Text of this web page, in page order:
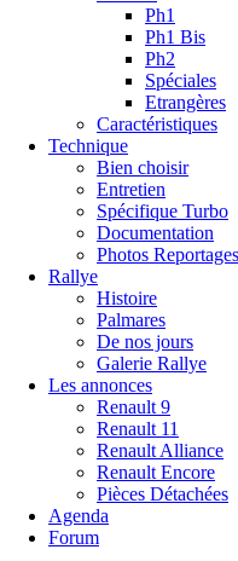
Ph1
Ph1 Bis
Ph2
Spéciales
Etrangères
Caractéristiques
Technique
Bien choisir
Entretien
Spécifique Turbo
Documentation
Photos Reportages
Rallye
Histoire
Palmares
De nos jours
Galerie Rallye
Les annonces
Renault 9
Renault 11
Renault Alliance
Renault Encore
Pièces Détachées
Agenda
Forum